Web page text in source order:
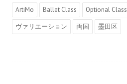
ArtiMo Ballet Class Optional Class
ヴァリエーション
両国 墨田区